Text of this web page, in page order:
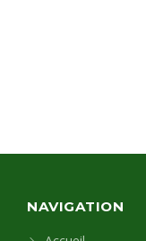
NAVIGATION